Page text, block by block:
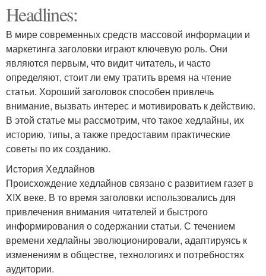
Headlines:
В мире современных средств массовой информации и
маркетинга заголовки играют ключевую роль. Они
являются первым, что видит читатель, и часто
определяют, стоит ли ему тратить время на чтение
статьи. Хороший заголовок способен привлечь
внимание, вызвать интерес и мотивировать к действию.
В этой статье мы рассмотрим, что такое хедлайны, их
историю, типы, а также предоставим практические
советы по их созданию.
История Хедлайнов
Происхождение хедлайнов связано с развитием газет в
XIX веке. В то время заголовки использовались для
привлечения внимания читателей и быстрого
информирования о содержании статьи. С течением
времени хедлайны эволюционировали, адаптируясь к
изменениям в обществе, технологиях и потребностях
аудитории.